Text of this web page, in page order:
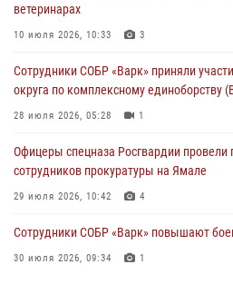
Сотрудники СОБР «Варк» повышают
30 июля 2026, 09:34 1
Офицеры спецназа Росгвардии провели
сотрудников прокуратуры на Ямале
29 июля 2026, 10:42 4
ветеринарах
10 июля 2026, 10:33 3
Сотрудники СОБР «Варк» приняли
округа по комплексному единоборству
28 июля 2026, 05:28 1
Офицеры спецназа Росгвардии провели
сотрудников прокуратуры на Ямале
29 июля 2026, 10:42 4
Сотрудники СОБР «Варк» повышают
30 июля 2026, 09:34 1